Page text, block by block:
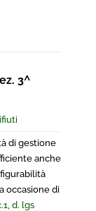
3^
di gestione
anche
occasione di
d. lgs